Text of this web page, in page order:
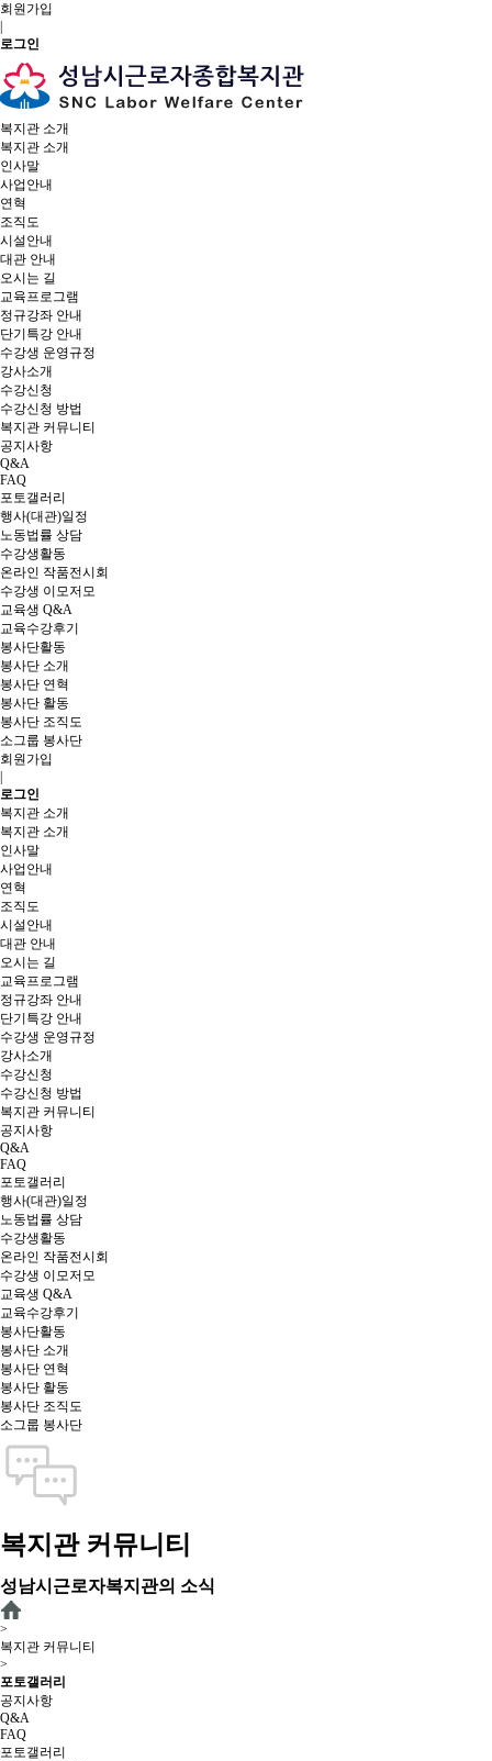
회원가입
로그인
복지관 소개
복지관 소개
인사말
사업안내
연혁
조직도
시설안내
대관 안내
오시는 길
교육프로그램
정규강좌 안내
단기특강 안내
수강생 운영규정
강사소개
수강신청
수강신청 방법
복지관 커뮤니티
공지사항
Q&A
FAQ
포토갤러리
행사(대관)일정
노동법률 상담
수강생활동
온라인 작품전시회
수강생 이모저모
교육생 Q&A
교육수강후기
봉사단활동
봉사단 소개
봉사단 연혁
봉사단 활동
봉사단 조직도
소그룹 봉사단
회원가입
로그인
복지관 소개
복지관 소개
인사말
사업안내
연혁
조직도
시설안내
대관 안내
오시는 길
교육프로그램
정규강좌 안내
단기특강 안내
수강생 운영규정
강사소개
수강신청
수강신청 방법
복지관 커뮤니티
공지사항
Q&A
FAQ
포토갤러리
행사(대관)일정
노동법률 상담
수강생활동
온라인 작품전시회
수강생 이모저모
교육생 Q&A
교육수강후기
봉사단활동
봉사단 소개
봉사단 연혁
봉사단 활동
봉사단 조직도
소그룹 봉사단
복지관 커뮤니티
성남시근로자복지관의 소식
>
복지관 커뮤니티
>
포토갤러리
공지사항
Q&A
FAQ
포토갤러리